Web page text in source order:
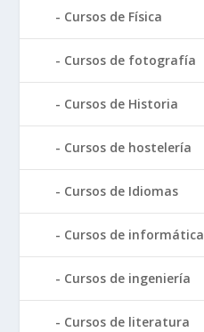
Cursos de Física
Cursos de fotografía
Cursos de Historia
Cursos de hostelería
Cursos de Idiomas
Cursos de informática
Cursos de ingeniería
Cursos de literatura